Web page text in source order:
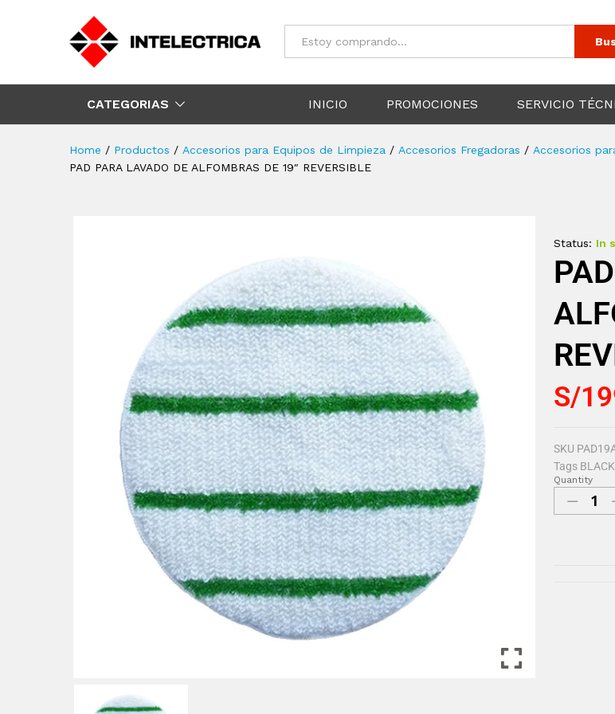
Todos
CATEGORIAS INICIO PROMOCIONES SERVICIO
Home / Productos / Accesorios para Equipos de Limpieza / Accesorios Fregadoras / Accesorios
PAD PARA LAVADO DE ALFOMBRAS DE 19″ REVERSIBLE
Status: In
S/
SKU
Tags
Quantity